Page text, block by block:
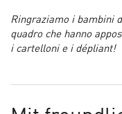
Ringraziamo i bambini
quadro che hanno
i cartelloni e i dépliant!